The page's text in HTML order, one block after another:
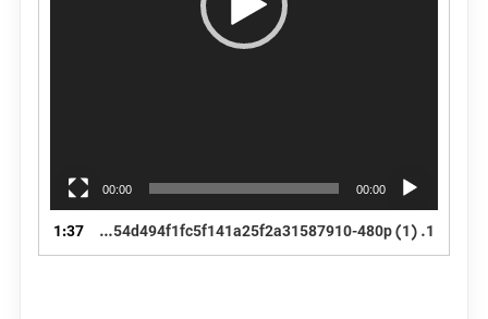
00:00
00:00
1. ۳۲۲۷d79e44954d494f1fc5f141a25f2a31587910-480p (1) 1:37